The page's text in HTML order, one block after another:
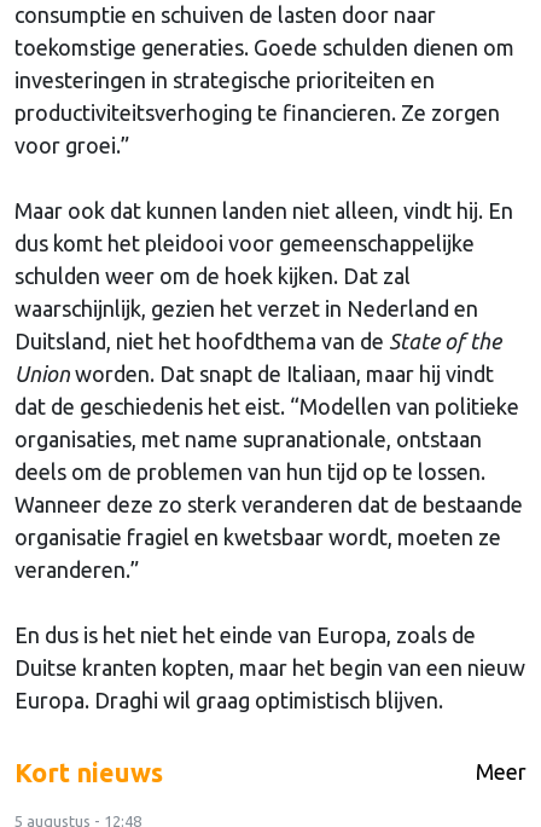
consumptie en schuiven de lasten door naar
toekomstige generaties. Goede schulden dienen om
investeringen in strategische prioriteiten en
productiviteitsverhoging te financieren. Ze zorgen
voor groei.”
Maar ook dat kunnen landen niet alleen, vindt hij. En
dus komt het pleidooi voor gemeenschappelijke
schulden weer om de hoek kijken. Dat zal
waarschijnlijk, gezien het verzet in Nederland en
Duitsland, niet het hoofdthema van de State of the
Union worden. Dat snapt de Italiaan, maar hij vindt
dat de geschiedenis het eist. “Modellen van politieke
organisaties, met name supranationale, ontstaan
deels om de problemen van hun tijd op te lossen.
Wanneer deze zo sterk veranderen dat de bestaande
organisatie fragiel en kwetsbaar wordt, moeten ze
veranderen.”
En dus is het niet het einde van Europa, zoals de
Duitse kranten kopten, maar het begin van een nieuw
Europa. Draghi wil graag optimistisch blijven.
Kort nieuws Meer
5 augustus - 12:48